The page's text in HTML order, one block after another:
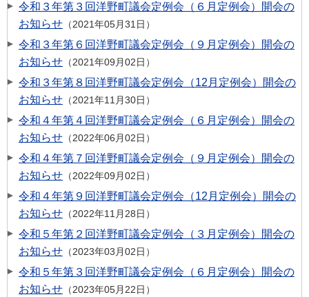
令和３年第３回洋野町議会定例会（６月定例会）開会の
お知らせ
2021年05月31日
令和３年第６回洋野町議会定例会（９月定例会）開会の
お知らせ
2021年09月02日
令和３年第８回洋野町議会定例会（12月定例会）開会の
お知らせ
2021年11月30日
令和４年第４回洋野町議会定例会（６月定例会）開会の
お知らせ
2022年06月02日
令和４年第７回洋野町議会定例会（９月定例会）開会の
お知らせ
2022年09月02日
令和４年第９回洋野町議会定例会（12月定例会）開会の
お知らせ
2022年11月28日
令和５年第２回洋野町議会定例会（３月定例会）開会の
お知らせ
2023年03月02日
令和５年第３回洋野町議会定例会（６月定例会）開会の
お知らせ
2023年05月22日